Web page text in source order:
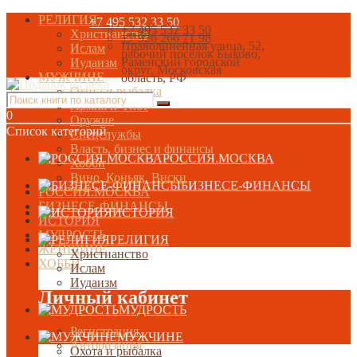
РЕЛИГИЯ
Христианство
Ислам
Иудаизм
МУЖЧИНЕ
Охота и рыбалка
Армия и Флот
Оружие
Спецслужбы
Власть, бизнес и финансы
Хобби
Вино, Коньяк, Виски
РОССИЯ.МОСКВА
БИЗНЕСЕ-ФИНАНСЫ
ИСТОРИЯ
МУДРОСТЬ
ЖЕНЩИНЕ
ХОББИ
Личный кабинет
Регистрация
Авторизация
+7 495 532 33 50
+7 495 532 33 50
+7 926 266 71 98
Праволинейная улица, 52,
рабочий посёлок Быково,
Раменский городской
округ, Московская
область, РФ
0
Список категорий
РОССИЯ.МОСКВА
БИЗНЕСЕ-ФИНАНСЫ
ИСТОРИЯ
РЕЛИГИЯ
Христианство
Ислам
Иудаизм
МУДРОСТЬ
МУЖЧИНЕ
Охота и рыбалка